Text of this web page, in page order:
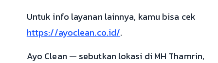
Untuk info layanan lainnya, kamu bisa cek
https://ayoclean.co.id/.
Ayo Clean — sebutkan lokasi di MH Thamrin,